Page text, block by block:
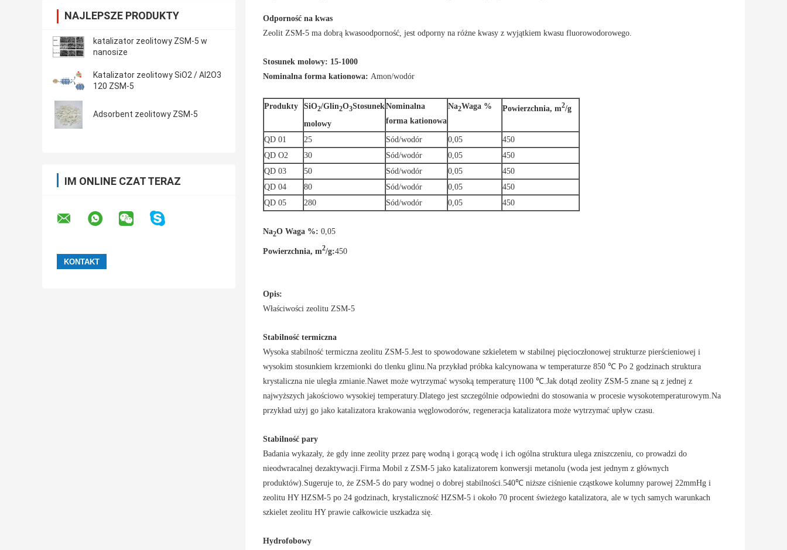
NAJLEPSZE PRODUKTY
katalizator zeolitowy ZSM-5 w
nanosize
Katalizator zeolitowy SiO2 / Al2O3
120 ZSM-5
Adsorbent zeolitowy ZSM-5
IM ONLINE CZAT TERAZ
Odporność na kwas
Zeolit ​​ZSM-5 ma dobrą kwasoodporność, jest odporny na różne kwasy z wyjątkiem kwasu fluorowodorowego.
Stosunek molowy: 15-1000
Nominalna forma kationowa: Amon/wodór
Produkty SiO2/Glin2O3Stosunek
molowy
Nominalna
forma kationowa
Na2Waga % Powierzchnia, m2/g
QD 01 25 Sód/wodór 0,05
450
QD O2
30 Sód/wodór 0,05
450
QD 03
50 Sód/wodór 0,05
450
QD 04
80 Sód/wodór 0,05
450
QD 05
280 Sód/wodór 0,05 450
Na2O Waga %: 0,05
Powierzchnia, m2/g:450
Opis:
Właściwości zeolitu ZSM-5
Stabilność termiczna
Wysoka stabilność termiczna zeolitu ZSM-5.Jest to spowodowane szkieletem w stabilnej pięcioczłonowej strukturze pierścieniowej i
wysokim stosunkiem krzemionki do tlenku glinu.Na przykład próbka kalcynowana w temperaturze 850 ℃ Po 2 godzinach struktura
krystaliczna nie uległa zmianie.Nawet może wytrzymać wysoką temperaturę 1100 ℃.Jak dotąd zeolity ZSM-5 znane są z jednej z
najwyższych jakościowo wysokiej temperatury.Dlatego jest szczególnie odpowiedni do stosowania w procesie wysokotemperaturowym.Na
przykład użyj go jako katalizatora krakowania węglowodorów, regeneracja katalizatora może wytrzymać upływ czasu.
Stabilność pary
Badania wykazały, że gdy inne zeolity przez parę wodną i gorącą wodę i ich ogólna struktura ulega zniszczeniu, co prowadzi do
nieodwracalnej dezaktywacji.Firma Mobil z ZSM-5 jako katalizatorem konwersji metanolu (woda jest jednym z głównych
produktów).Sugeruje to, że ZSM-5 do pary wodnej o dobrej stabilności.540℃ niższe ciśnienie cząstkowe kolumny parowej 22mmHg i
zeolitu HY HZSM-5 po 24 godzinach, krystaliczność HZSM-5 i około 70 procent świeżego katalizatora, ale w tych samych warunkach
szkielet zeolitu HY prawie całkowicie uszkadza się.
Hydrofobowy